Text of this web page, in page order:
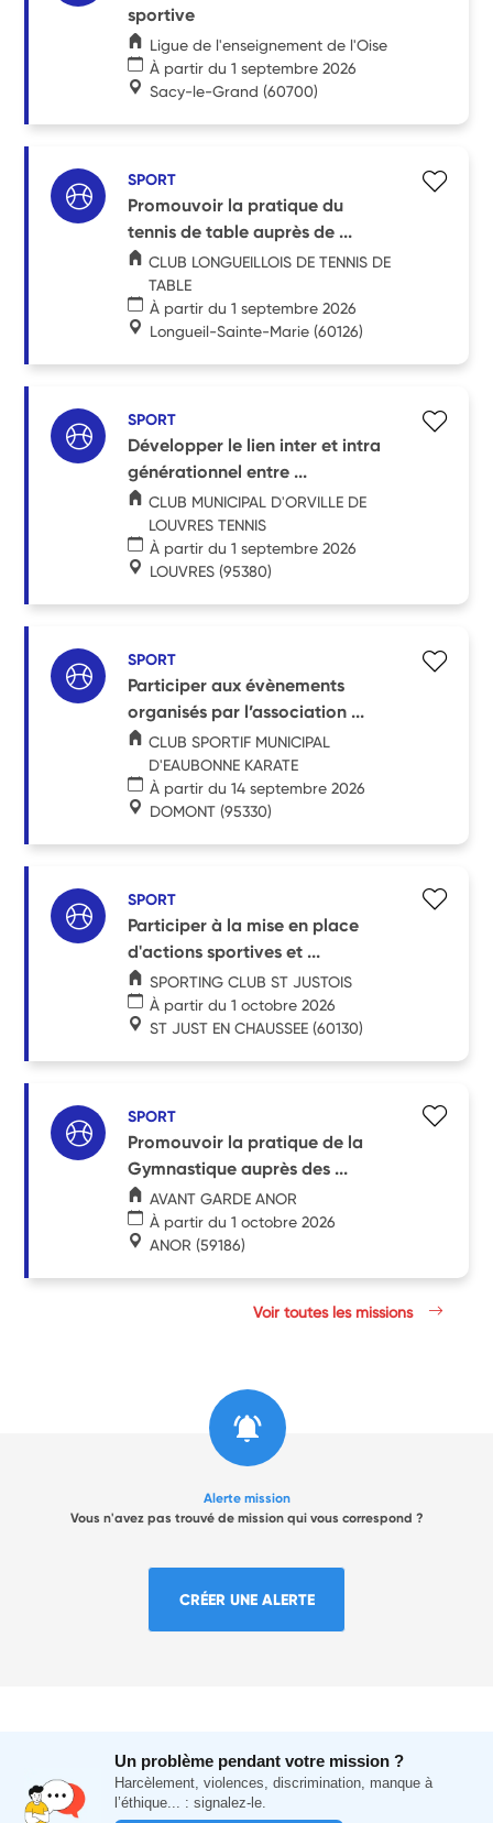
sportive
Ligue de l'enseignement de l'Oise
À partir du 1 septembre 2026
Sacy-le-Grand (60700)
SPORT
Promouvoir la pratique du
tennis de table auprès de ...
CLUB LONGUEILLOIS DE TENNIS DE
TABLE
À partir du 1 septembre 2026
Longueil-Sainte-Marie (60126)
SPORT
Développer le lien inter et intra
générationnel entre ...
CLUB MUNICIPAL D'ORVILLE DE
LOUVRES TENNIS
À partir du 1 septembre 2026
LOUVRES (95380)
SPORT
Participer aux évènements
organisés par l’association ...
CLUB SPORTIF MUNICIPAL
D'EAUBONNE KARATE
À partir du 14 septembre 2026
DOMONT (95330)
SPORT
Participer à la mise en place
d'actions sportives et ...
SPORTING CLUB ST JUSTOIS
À partir du 1 octobre 2026
ST JUST EN CHAUSSEE (60130)
SPORT
Promouvoir la pratique de la
Gymnastique auprès des ...
AVANT GARDE ANOR
À partir du 1 octobre 2026
ANOR (59186)
Voir toutes les missions
Alerte mission
Vous n'avez pas trouvé de mission qui vous correspond ?
CRÉER UNE ALERTE
Un problème pendant votre mission ?
Harcèlement, violences, discrimination, manque à
l’éthique... : signalez-le.